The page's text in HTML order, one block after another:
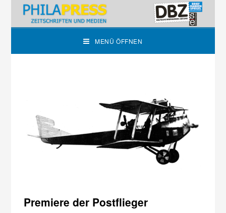
MENÜ ÖFFNEN
Premiere der Postflieger